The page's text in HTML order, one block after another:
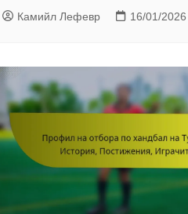
Камийл Лефевр 16/01/2026